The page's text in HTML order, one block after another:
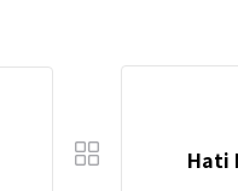
Hati